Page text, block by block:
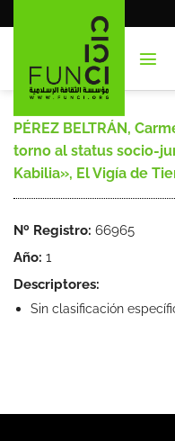
al
PÉREZ BELTRÁN,
torno al status socio-
Kabilia», El Vigía de
Nº Registro: 66965
Año: 1
Descriptores:
Sin clasificación